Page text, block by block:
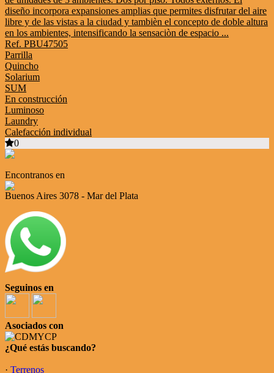
diseño incorpora expansiones amplias que permites disfrutar del aire
libre y de las vistas a la ciudad y tambièn el concepto de doble altura
en los ambientes, intensificando la sensaciòn de espacio ...
Ref. PBU47505
Parrilla
Quincho
Solarium
SUM
En construcción
Luminoso
Laundry
Calefacción individual
0
Encontranos en
Buenos Aires 3078 - Mar del Plata
Seguinos en
Asociados con
¿Qué estás buscando?
· Terrenos